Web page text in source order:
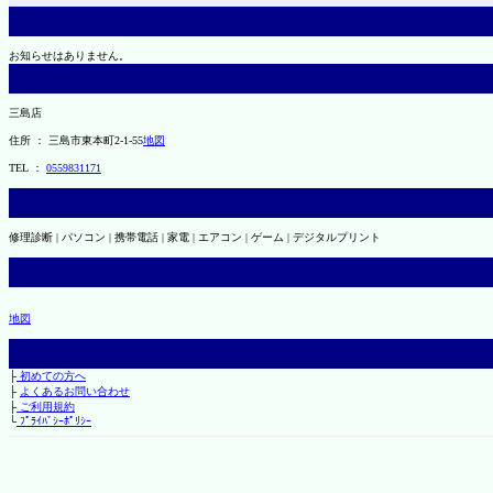
お知らせはありません。
三島店
住所 ： 三島市東本町2-1-55地図
TEL ： 0559831171
修理診断 | パソコン | 携帯電話 | 家電 | エアコン | ゲーム | デジタルプリント
地図
├初めての方へ
├ よくあるお問い合わせ
├ご利用規約
└ﾌﾟﾗｲﾊﾞｼｰﾎﾟﾘｼｰ